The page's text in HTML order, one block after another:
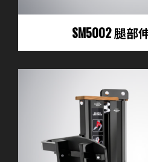
SM5002 腿部